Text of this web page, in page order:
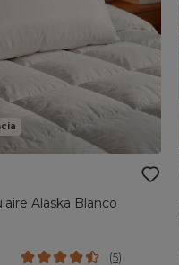
Alaska Blanco
(5)